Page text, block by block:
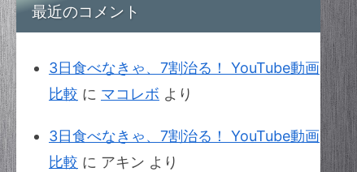
最近のコメント
3日食べなきゃ、7割治る！ YouTube動画
比較 に マコレボ より
3日食べなきゃ、7割治る！ YouTube動画
比較 に アキン より